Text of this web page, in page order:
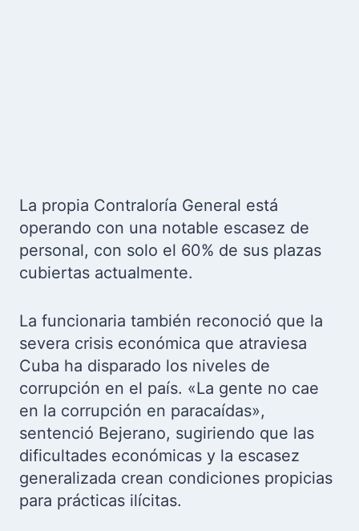
La propia Contraloría General está
operando con una notable escasez de
personal, con solo el 60% de sus plazas
cubiertas actualmente.
La funcionaria también reconoció que la
severa crisis económica que atraviesa
Cuba ha disparado los niveles de
corrupción en el país. «La gente no cae
en la corrupción en paracaídas»,
sentenció Bejerano, sugiriendo que las
dificultades económicas y la escasez
generalizada crean condiciones propicias
para prácticas ilícitas.